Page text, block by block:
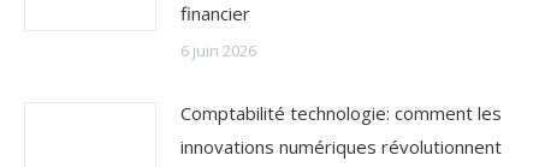
financier
6 juin 2026
Comptabilité technologie: comment les
innovations numériques révolutionnent